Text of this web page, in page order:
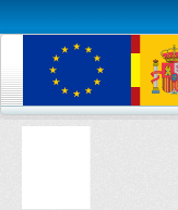
Conjuntos de datos